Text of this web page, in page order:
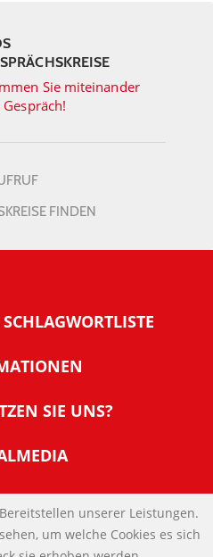
Sie miteinander
Gespräch!
FINDEN
der NachDenkSeiten
Mail-Signaturen
Links
SIE UNS?
Sie Online
unserer Leistungen.
um welche Cookies es sich